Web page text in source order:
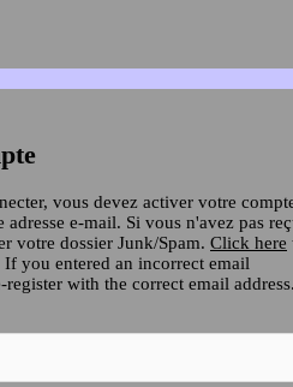
vous devez activer votre
e-mail. Si vous n'avez pas
votre dossier Junk/Spam. Click here
you entered an incorrect email
with the correct email